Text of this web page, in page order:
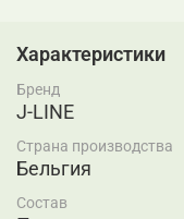
Характеристики
Бренд
J-LINE
Страна производства
Бельгия
Состав